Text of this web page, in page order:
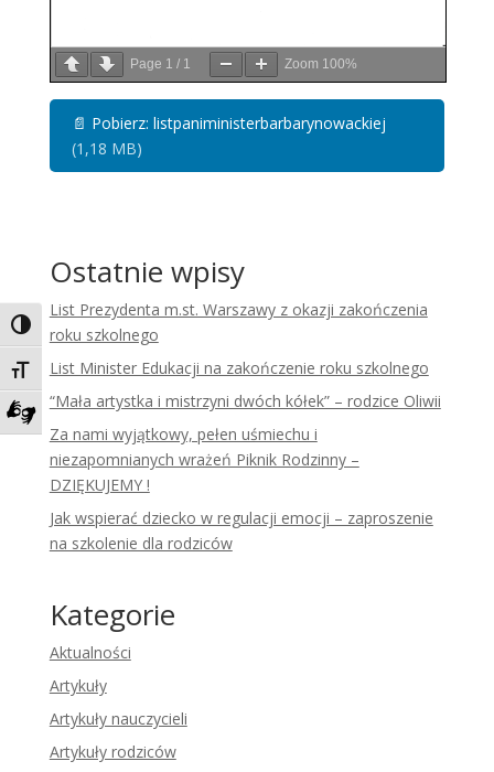
Toggle High Contrast
Toggle Font size
Zadzwoń do tłumacza języka migowego
Page 1 / 1 Zoom 100%
📄 Pobierz: listpaniministerbarbarynowackiej
(1,18 MB)
Ostatnie wpisy
List Prezydenta m.st. Warszawy z okazji zakończenia
roku szkolnego
List Minister Edukacji na zakończenie roku szkolnego
“Mała artystka i mistrzyni dwóch kółek” – rodzice Oliwii
Za nami wyjątkowy, pełen uśmiechu i
niezapomnianych wrażeń Piknik Rodzinny –
DZIĘKUJEMY !
Jak wspierać dziecko w regulacji emocji – zaproszenie
na szkolenie dla rodziców
Kategorie
Aktualności
Artykuły
Artykuły nauczycieli
Artykuły rodziców